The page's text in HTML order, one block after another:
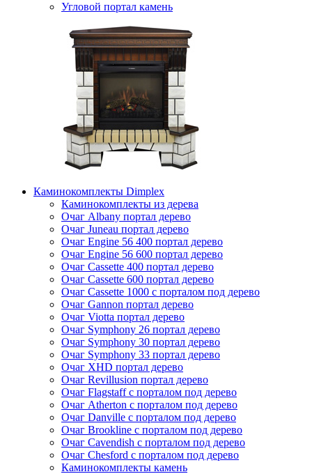
Угловой портал камень
Каминокомплекты Dimplex
Каминокомплекты из дерева
Очаг Albany портал дерево
Очаг Juneau портал дерево
Очаг Engine 56 400 портал дерево
Очаг Engine 56 600 портал дерево
Очаг Cassette 400 портал дерево
Очаг Cassette 600 портал дерево
Очаг Cassette 1000 с порталом под дерево
Очаг Gannon портал дерево
Очаг Viotta портал дерево
Очаг Symphony 26 портал дерево
Очаг Symphony 30 портал дерево
Очаг Symphony 33 портал дерево
Очаг XHD портал дерево
Очаг Revillusion портал дерево
Очаг Flagstaff с порталом под дерево
Очаг Atherton с порталом под дерево
Очаг Danville с порталом под дерево
Очаг Brookline с порталом под дерево
Очаг Cavendish с порталом под дерево
Очаг Chesford с порталом под дерево
Каминокомплекты камень